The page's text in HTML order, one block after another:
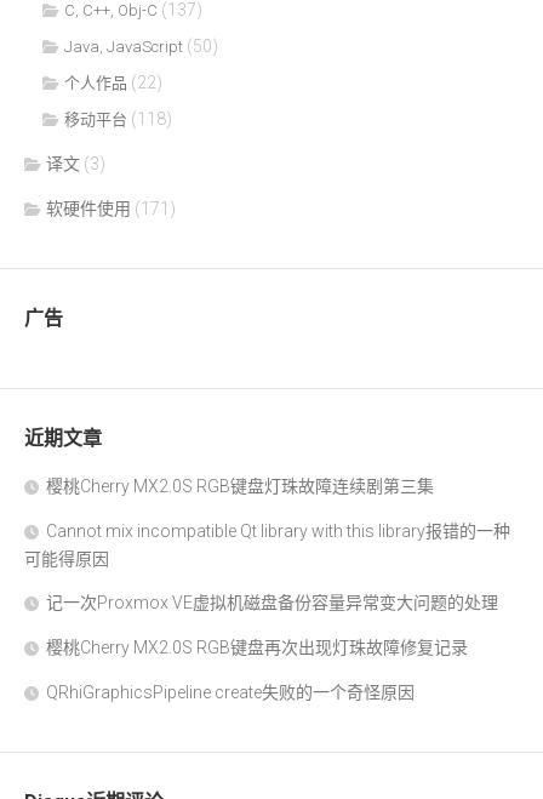
C, C++, Obj-C (137)
Java, JavaScript (50)
个人作品 (22)
移动平台 (118)
译文 (3)
软硬件使用 (171)
广告
近期文章
樱桃Cherry MX2.0S RGB键盘灯珠故障连续剧第三集
Cannot mix incompatible Qt library with this library报错的一种
可能得原因
记一次Proxmox VE虚拟机磁盘备份容量异常变大问题的处理
樱桃Cherry MX2.0S RGB键盘再次出现灯珠故障修复记录
QRhiGraphicsPipeline create失败的一个奇怪原因